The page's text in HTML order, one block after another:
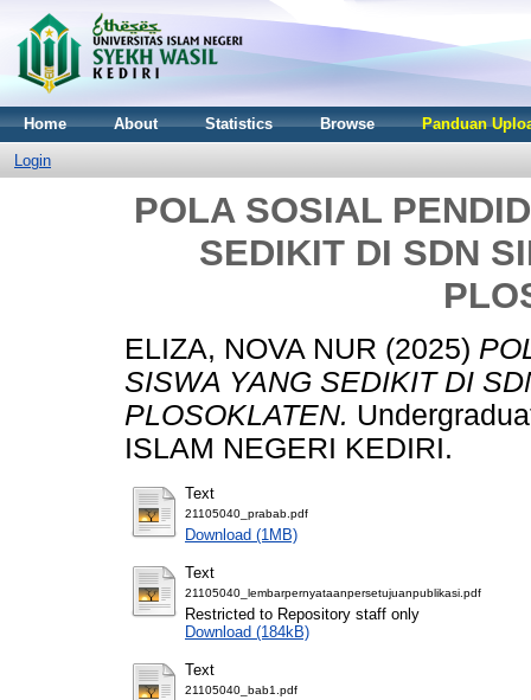
Home About Statistics Browse Panduan
Login
POLA SOSIAL
SEDIKIT DI SDN
ELIZA, NOVA NUR (2025)
SISWA YANG SEDIKIT DI
PLOSOKLATEN.
ISLAM NEGERI KEDIRI.
Text
21105040_prabab.pdf
Download (1MB)
Text
21105040_lembarpernyataanpersetujuanpublikasi.pdf
Restricted to Repository staff only
Download (184kB)
Text
21105040_bab1.pdf